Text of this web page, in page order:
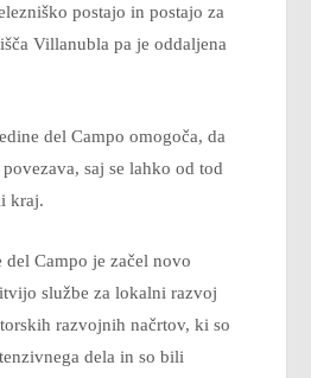
postajo in postajo za
Villanubla pa je oddaljena
del Campo omogoča, da
saj se lahko od tod
kraj.
del Campo je začel novo
službe za lokalni razvoj
razvojnih načrtov, ki so
dela in so bili